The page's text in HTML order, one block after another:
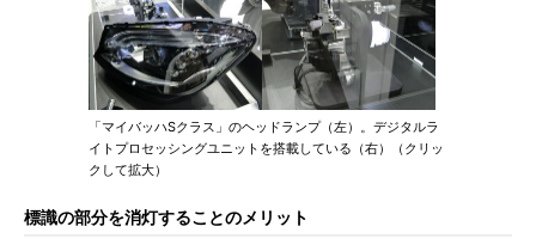
「マイバッハSクラス」のヘッドランプ（左）。デジタルラ
イトプロセッシングユニットを搭載している（右）（クリッ
クして拡大）
標識の部分を消灯することのメリット